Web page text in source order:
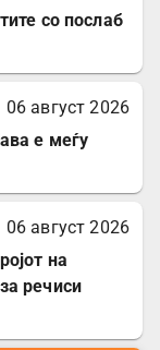
со послаб
06 август 2026
е меѓу
06 август 2026
на
речиси